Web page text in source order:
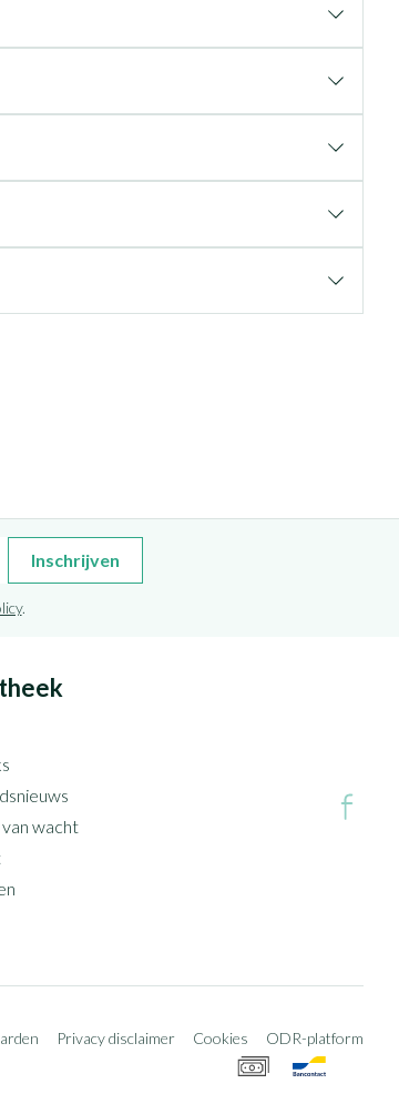
Inschrijven
.
wacht
Privacy disclaimer Cookies ODR-platform